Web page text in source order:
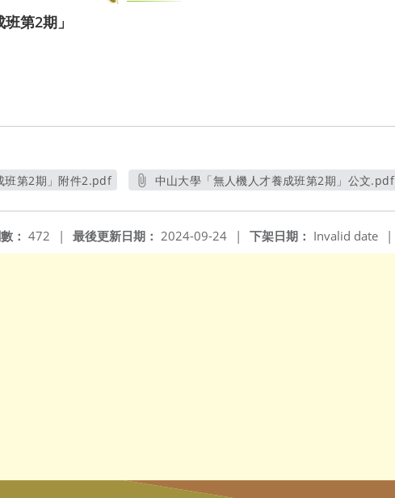
第2期」
班第2期」附件2.pdf
中山大學「無人機人才養成班第2期」公文.pdf
下架日期： Invalid date |
最後更新日期： 2024-09-24 |
： 472 |